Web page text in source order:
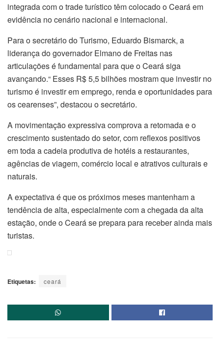
integrada com o trade turístico têm colocado o Ceará em
evidência no cenário nacional e internacional.
Para o secretário do Turismo, Eduardo Bismarck, a
liderança do governador Elmano de Freitas nas
articulações é fundamental para que o Ceará siga
avançando.“ Esses R$ 5,5 bilhões mostram que investir no
turismo é investir em emprego, renda e oportunidades para
os cearenses”, destacou o secretário.
A movimentação expressiva comprova a retomada e o
crescimento sustentado do setor, com reflexos positivos
em toda a cadeia produtiva de hotéis a restaurantes,
agências de viagem, comércio local e atrativos culturais e
naturais.
A expectativa é que os próximos meses mantenham a
tendência de alta, especialmente com a chegada da alta
estação, onde o Ceará se prepara para receber ainda mais
turistas.
Etiquetas: ceará